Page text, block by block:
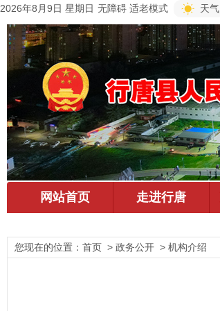
2026年8月9日 星期日 无障碍 适老模式 天气
您现在的位置： 首页 > 政务公开 > 机构介绍